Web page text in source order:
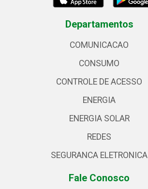
Departamentos
COMUNICACAO
CONSUMO
CONTROLE DE ACESSO
ENERGIA
ENERGIA SOLAR
REDES
SEGURANCA ELETRONICA
Fale Conosco